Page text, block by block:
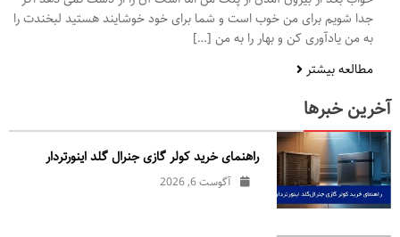
جدا شویم برای من خوب است و شما برای خود خوشایند هستید لبخندت را
به من یادآوری کن و بهار را به من […]
مطالعه بیشتر
آخرین خبرها
راهنمای خرید کولر گازی جنرال‌ گلد اینورتر‌دار
آگوست 6, 2026